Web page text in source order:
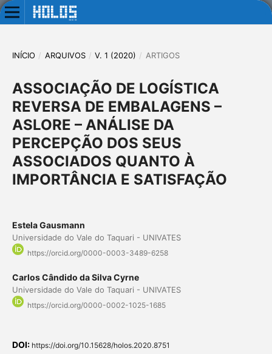
INÍCIO / ARQUIVOS / V. 1 (2020) / ARTIGOS
ASSOCIAÇÃO DE LOGÍSTICA
REVERSA DE EMBALAGENS –
ASLORE – ANÁLISE DA
PERCEPÇÃO DOS SEUS
ASSOCIADOS QUANTO À
IMPORTÂNCIA E SATISFAÇÃO
Estela Gausmann
Universidade do Vale do Taquari - UNIVATES
https://orcid.org/0000-0003-3489-6258
Carlos Cândido da Silva Cyrne
Universidade do Vale do Taquari - UNIVATES
https://orcid.org/0000-0002-1025-1685
DOI: https://doi.org/10.15628/holos.2020.8751